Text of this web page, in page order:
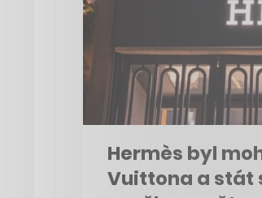
Hermès byl
Vuittona a stát